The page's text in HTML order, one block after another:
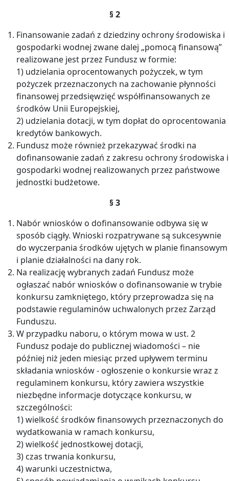
§ 2
Finansowanie zadań z dziedziny ochrony środowiska i
gospodarki wodnej zwane dalej „pomocą finansową”
realizowane jest przez Fundusz w formie:
1) udzielania oprocentowanych pożyczek, w tym
pożyczek przeznaczonych na zachowanie płynności
finansowej przedsięwzięć współfinansowanych ze
środków Unii Europejskiej,
2) udzielania dotacji, w tym dopłat do oprocentowania
kredytów bankowych.
Fundusz może również przekazywać środki na
dofinansowanie zadań z zakresu ochrony środowiska i
gospodarki wodnej realizowanych przez państwowe
jednostki budżetowe.
§ 3
Nabór wniosków o dofinansowanie odbywa się w
sposób ciągły. Wnioski rozpatrywane są sukcesywnie
do wyczerpania środków ujętych w planie finansowym
i planie działalności na dany rok.
Na realizację wybranych zadań Fundusz może
ogłaszać nabór wniosków o dofinansowanie w trybie
konkursu zamkniętego, który przeprowadza się na
podstawie regulaminów uchwalonych przez Zarząd
Funduszu.
W przypadku naboru, o którym mowa w ust. 2
Fundusz podaje do publicznej wiadomości – nie
później niż jeden miesiąc przed upływem terminu
składania wniosków - ogłoszenie o konkursie wraz z
regulaminem konkursu, który zawiera wszystkie
niezbędne informacje dotyczące konkursu, w
szczególności:
1) wielkość środków finansowych przeznaczonych do
wydatkowania w ramach konkursu,
2) wielkość jednostkowej dotacji,
3) czas trwania konkursu,
4) warunki uczestnictwa,